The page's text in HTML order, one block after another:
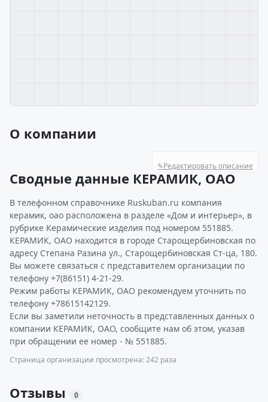
О компании
✎Редактировать описание
Сводные данные КЕРАМИК, ОАО
В телефонном справочнике Ruskuban.ru компания
керамик, оао расположена в разделе «Дом и интерьер», в
рубрике Керамические изделия под номером 551885.
КЕРАМИК, ОАО находится в городе Старощербиновская по
адресу Степана Разина ул., Старощербиновская Ст-ца, 180.
Вы можете связаться с представителем организации по
телефону +7(86151) 4-21-29.
Режим работы КЕРАМИК, ОАО рекомендуем уточнить по
телефону +78615142129.
Если вы заметили неточность в представленных данных о
компании КЕРАМИК, ОАО, сообщите нам об этом, указав
при обращении ее номер - № 551885.
Страница организации просмотрена: 242 раза
Отзывы 0